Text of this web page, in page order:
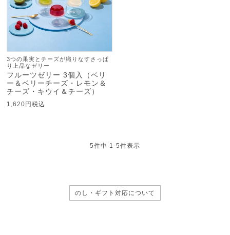
3つの果実とチーズが織りなすさっぱ
り上品なゼリー
フルーツゼリー 3個入（ベリ
ー＆ベリーチーズ・レモン＆
チーズ・キウイ＆チーズ）
1,620 税込
5件中 1 -5件表示
のし・ギフト対応について